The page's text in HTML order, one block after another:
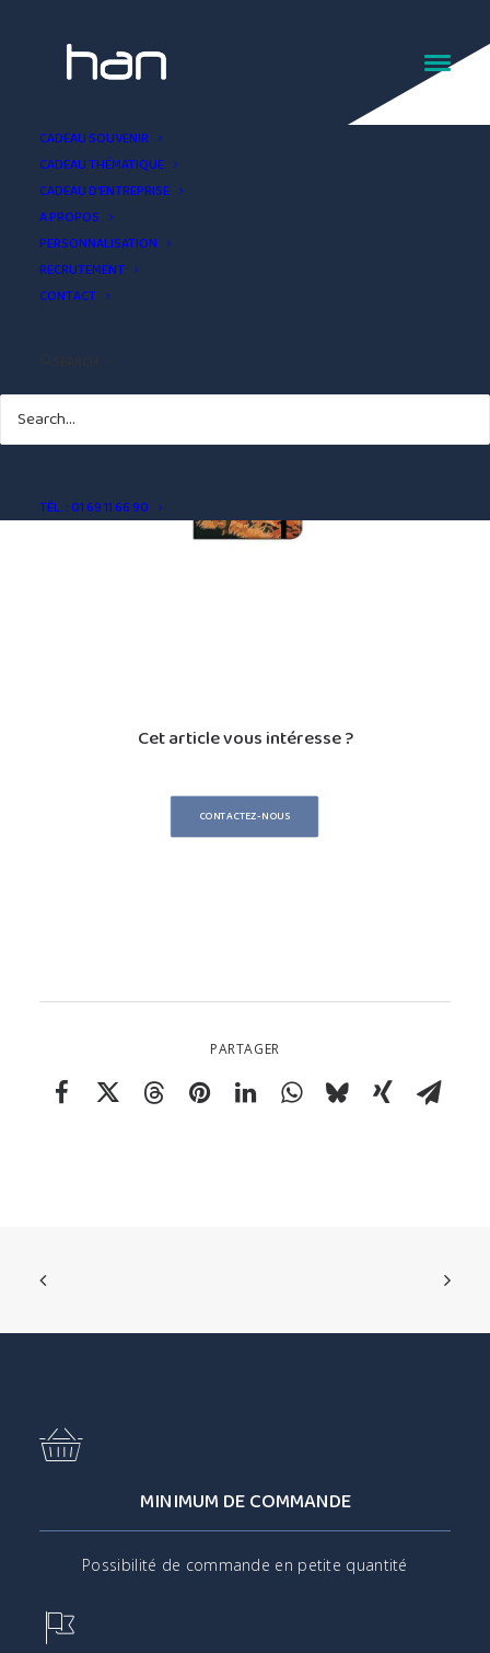
CADEAU SOUVENIR
CADEAU THÉMATIQUE
CADEAU D’ENTREPRISE
A PROPOS
PERSONNALISATION
RECRUTEMENT
CONTACT
TÉL. : 01 69 11 66 90
Calepin Grande guerre
Cet article vous intéresse ?
CONTACTEZ-NOUS
PARTAGER
MINIMUM DE COMMANDE
Possibilité de commande en petite quantité